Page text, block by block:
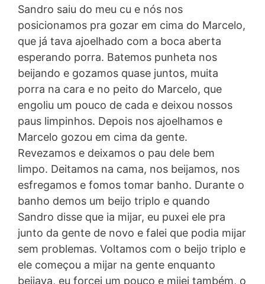
Sandro saiu do meu cu e nós nos
posicionamos pra gozar em cima do Marcelo,
que já tava ajoelhado com a boca aberta
esperando porra. Batemos punheta nos
beijando e gozamos quase juntos, muita
porra na cara e no peito do Marcelo, que
engoliu um pouco de cada e deixou nossos
paus limpinhos. Depois nos ajoelhamos e
Marcelo gozou em cima da gente.
Revezamos e deixamos o pau dele bem
limpo. Deitamos na cama, nos beijamos, nos
esfregamos e fomos tomar banho. Durante o
banho demos um beijo triplo e quando
Sandro disse que ia mijar, eu puxei ele pra
junto da gente de novo e falei que podia mijar
sem problemas. Voltamos com o beijo triplo e
ele começou a mijar na gente enquanto
beijava, eu forcei um pouco e mijei também, o